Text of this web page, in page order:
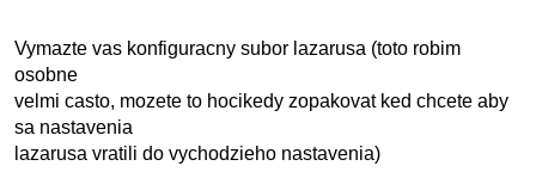
Vymazte vas konfiguracny subor lazarusa (toto robim
osobne
velmi casto, mozete to hocikedy zopakovat ked chcete aby
sa nastavenia
lazarusa vratili do vychodzieho nastavenia)